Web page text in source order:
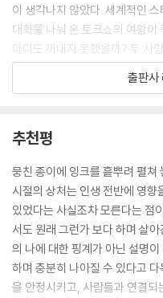
두 번째 대화: 삶을 지탱하는 균
이십 대 때 처음으로 스트레스
기자로 취직해서 일주일에 100
대신 가장 쉽게 손에 넣을 수 있
해 더 많은 위안을 구했답니다.
--- p.62
부모가 일관되고 예측 가능한
시스템은 유연해집니다. 학대나
장기간에 걸쳐 혹은 혼란스러운
되고 제 기능을 할 수 없게 되지
이 생각나지 않았다. 세계적인
대화를 나눠 온 토크쇼의 여왕이
마디도 꺼내지 못했을까? 두 사
경제적 능력이 없는 미혼모에게
가장 오랜 시절부터 늘 외로웠고,
이 그저 부모의 짐일 뿐이라고
통하는 근원적인 트라우마는 결
다.
뇌와 발달의 렌즈로 트라우마를
어린 시절의 크고 작은 부정적
을 미칠 수 있다. 부모에게서 안
출판사
추천평
뭉친 종이에 잉크를 흩뿌려 펼쳐
시절의 상처는 인생 전반에 영향
있었다는 사실조차 모른다는 점
서도 원래 그런가 보다 하며 살
의 나에 대한 핑계가 아닌 설명
하며 충분히 나아질 수 있다고
을 안정시키고, 사람들과 연결되